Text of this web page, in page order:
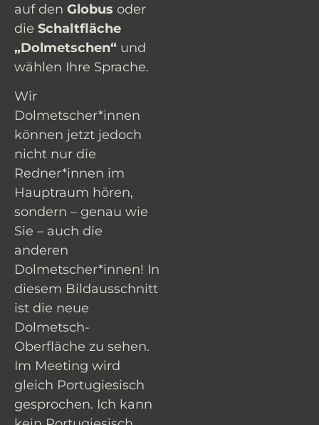
auf den Globus oder
die Schaltfläche
„Dolmetschen“ und
wählen Ihre Sprache.
Wir
Dolmetscher*innen
können jetzt jedoch
nicht nur die
Redner*innen im
Hauptraum hören,
sondern – genau wie
Sie – auch die
anderen
Dolmetscher*innen! In
diesem Bildausschnitt
ist die neue
Dolmetsch-
Oberfläche zu sehen.
Im Meeting wird
gleich Portugiesisch
gesprochen. Ich kann